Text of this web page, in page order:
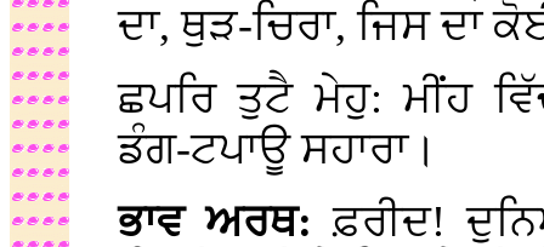
ਦਾ, ਥੁੜ-ਚਿਰਾ, ਜਿਸ ਦਾ
ਛਪਰਿ ਤੁਟੈ ਮੇਹੁ: ਮੀਂਹ
ਡੰਗ-ਟਪਾਊ ਸਹਾਰਾ।
ਭਾਵ ਅਰਥ:ਫ਼ਰੀਦ!